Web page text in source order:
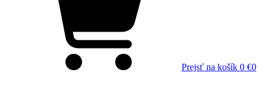
Prejsť na košík 0 €0